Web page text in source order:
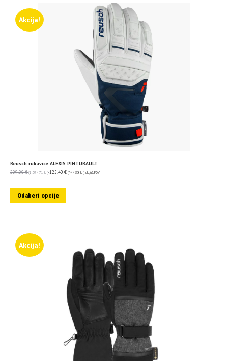
Akcija!
Reusch rukavice ALEXIS PINTURAULT
209.00€ (1,574.71 kn) 125.40 € (944.83 kn) uključ. PDV
Odaberi opcije
Akcija!